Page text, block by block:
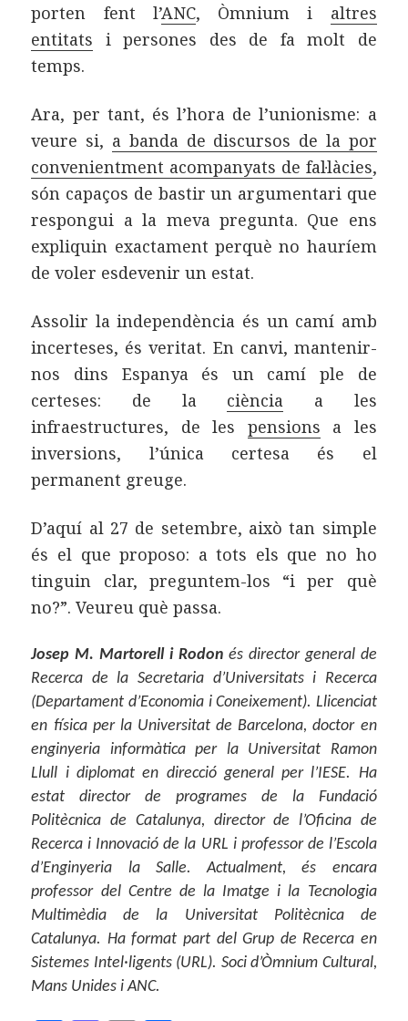
porten fent l’ANC, Òmnium i altres
entitats i persones des de fa molt de
temps.
Ara, per tant, és l’hora de l’unionisme: a
veure si, a banda de discursos de la por
convenientment acompanyats de fal·làcies,
són capaços de bastir un argumentari que
respongui a la meva pregunta. Que ens
expliquin exactament perquè no hauríem
de voler esdevenir un estat.
Assolir la independència és un camí amb
incerteses, és veritat. En canvi, mantenir-
nos dins Espanya és un camí ple de
certeses: de la ciència a les
infraestructures, de les pensions a les
inversions, l’única certesa és el
permanent greuge.
D’aquí al 27 de setembre, això tan simple
és el que proposo: a tots els que no ho
tinguin clar, preguntem-los “i per què
no?”. Veureu què passa.
Josep M. Martorell i Rodonés director general de
Recerca de la Secretaria d’Universitats i Recerca
(Departament d’Economia i Coneixement). Llicenciat
en física per la Universitat de Barcelona, doctor en
enginyeria informàtica per la Universitat Ramon
Llull i diplomat en direcció general per l’IESE. Ha
estat director de programes de la Fundació
Politècnica de Catalunya, director de l’Oficina de
Recerca i Innovació de la URL i professor de l’Escola
d’Enginyeria la Salle. Actualment, és encara
professor del Centre de la Imatge i la Tecnologia
Multimèdia de la Universitat Politècnica de
Catalunya. Ha format part del Grup de Recerca en
Sistemes Intel·ligents (URL). Soci d’Òmnium Cultural,
Mans Unides i ANC.